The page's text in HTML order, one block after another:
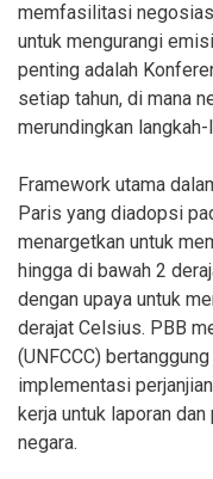
memfasilitasi
untuk mengurangi
penting adalah
setiap tahun, di mana
merundingkan
Framework utama
Paris yang diadopsi
menargetkan untuk
hingga di bawah 2
dengan upaya untuk
derajat Celsius. PBB
(UNFCCC)
implementasi
kerja untuk laporan
negara.